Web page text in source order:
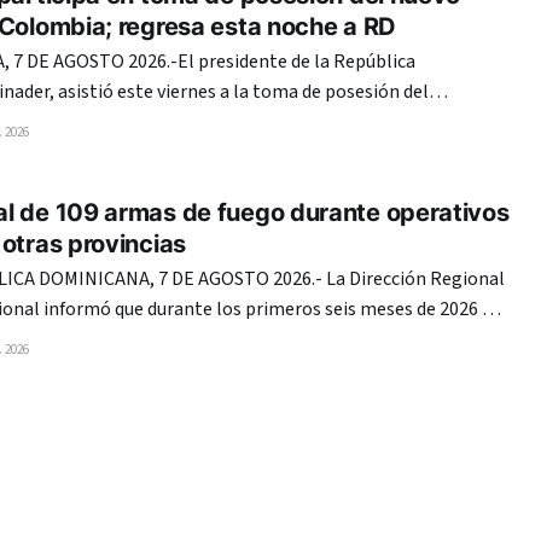
regresa esta noche a RD
7 DE AGOSTO 2026.-El presidente de la República
asistió este viernes a la toma de posesión del
Abelardo de la Espriella, para el período 2026-2030. La
2026
de 109 armas de fuego durante operativos
provincias
DOMINICANA, 7 DE AGOSTO 2026.- La Dirección Regional
informó que durante los primeros seis meses de 2026 ha
fuego de diferentes marcas y calibres en las provincias
2026